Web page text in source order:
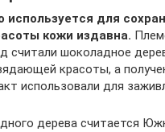
используется для
кожи издавна.
считали шоколадное
красоты, а
использовали для
дерева считается